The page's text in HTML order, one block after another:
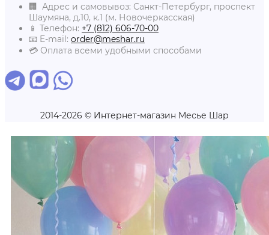
🏢 Адрес и самовывоз: Санкт-Петербург, проспект
Шаумяна, д.10, к.1 (м. Новочеркасская)
📱 Телефон: +7 (812) 606-70-00
📧 E-mail: order@meshar.ru
💳 Оплата всеми удобными способами
2014-2026 © Интернет-магазин Месье Шар